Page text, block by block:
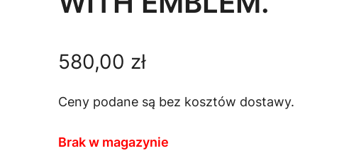
580,00 zł
Ceny podane są bez kosztów dostawy.
Brak w magazynie